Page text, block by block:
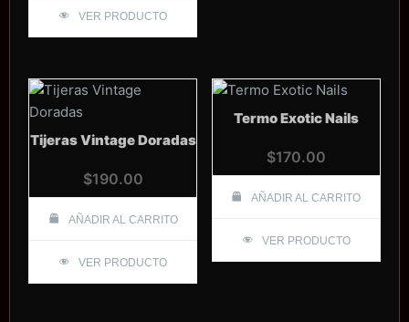
VER PRODUCTO
Tijeras Vintage Doradas
$190.00
AÑADIR AL CARRITO
VER PRODUCTO
Termo Exotic Nails
$170.00
AÑADIR AL CARRITO
VER PRODUCTO